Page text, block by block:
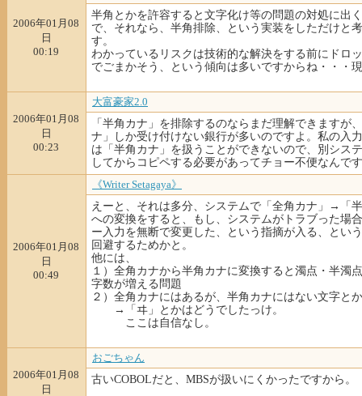
2006年01月08
日
00:19
半角とかを許容すると文字化け等の問題の対処に出
で、それなら、半角排除、という実装をしただけと
す。
わかっているリスクは技術的な解決をする前にドロ
でごまかそう、という傾向は多いですからね・・・
2006年01月08
日
00:23
大富豪家2.0
「半角カナ」を排除するのならまだ理解できますが
ナ」しか受け付けない銀行が多いのですよ。私の入
は「半角カナ」を扱うことができないので、別シス
してからコピペする必要があってチョー不便なんで
2006年01月08
日
00:49
《Writer Setagaya》
えーと、それは多分、システムで「全角カナ」→「
への変換をすると、もし、システムがトラブった場
ー入力を無断で変更した、という指摘が入る、とい
回避するためかと。
他には、
１）全角カナから半角カナに変換すると濁点・半濁
字数が増える問題
２）全角カナにはあるが、半角カナにはない文字とか
→「ヰ」とかはどうでしたっけ。
ここは自信なし。
2006年01月08
日
おごちゃん
古いCOBOLだと、MBSが扱いにくかったですから。